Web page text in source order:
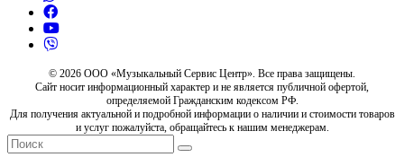
© 2026 ООО «Музыкальный Сервис Центр». Все права защищены.
Сайт носит информационный характер и не является публичной офертой,
определяемой Гражданским кодексом РФ.
Для получения актуальной и подробной информации о наличии и стоимости товаров
и услуг пожалуйста, обращайтесь к нашим менеджерам.